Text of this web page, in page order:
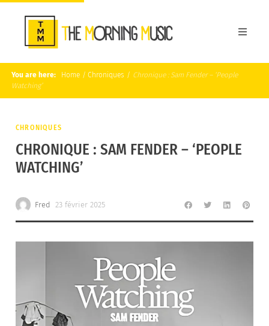
You are here: Home / Chroniques / Chronique : Sam Fender – ‘People
Watching’
CHRONIQUES
CHRONIQUE : SAM FENDER – ‘PEOPLE
WATCHING’
Fred 23 février 2025